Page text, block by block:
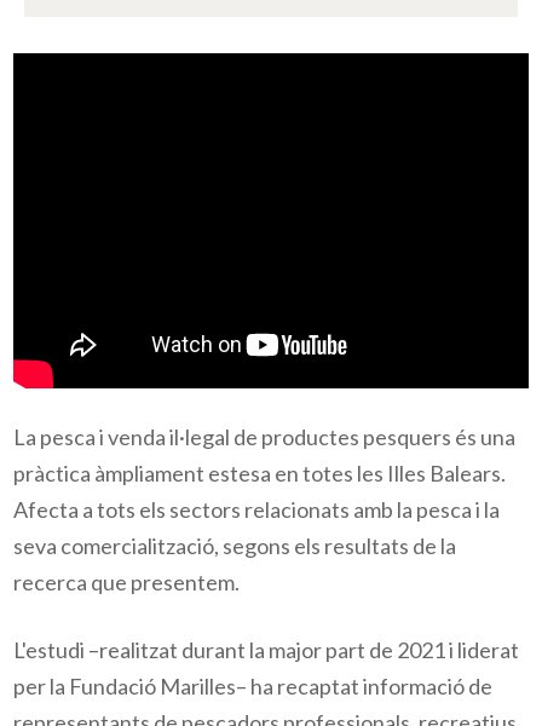
La pesca i venda il·legal de productes pesquers és una
pràctica àmpliament estesa en totes les Illes Balears.
Afecta a tots els sectors relacionats amb la pesca i la
seva comercialització, segons els resultats de la
recerca que presentem.
L'estudi –realitzat durant la major part de 2021 i liderat
per la Fundació Marilles– ha recaptat informació de